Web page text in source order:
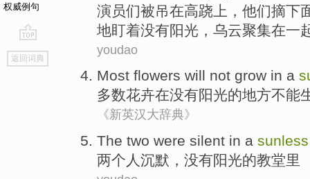
权威例句
go
top
返回词典
演员们被吊在高跷 上， 他们摘下
地盯着没有阳光 ，乌云聚集在一
youdao
Most flowers will not grow in a
多数花卉在没有阳光的地方不能
《新英汉大辞典》
The two were silent in a sunless
两个人 沉默 ，没有阳光的教堂里